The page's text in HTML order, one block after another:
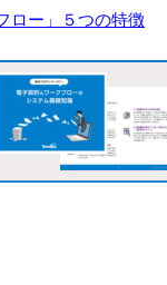
ロー」５つの特徴